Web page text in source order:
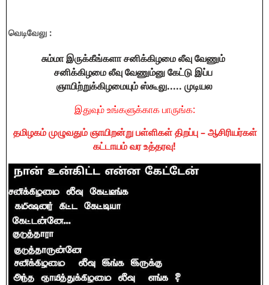
வெடிவேலு :
சும்மா இருக்கீங்களா சனிக்கிழமை லீவு வேணும்
சனிக்கிழமை லீவு வேணும்னு கேட்டு இப்ப
ஞாயிற்றுக்கிழமையும் ஸ்கூலு..... முடியல
இதுவும் உங்களுக்காக பாருங்க:
தமிழகம் முழுவதும் ஞாயிறன்று பள்ளிகள் திறப்பு – ஆசிரியர்கள்
கட்டாயம் வர உத்தரவு!